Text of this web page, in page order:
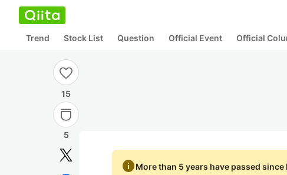
Trend Stock List Question Official Event Official
15
5
infoMore than 5 years have passed since